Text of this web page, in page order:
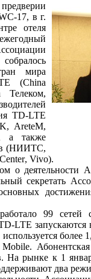
-17, в г.
отеля
мира
(China
TD-LTE
, AreteM,
а также
(НИИТС,
Center, Vivo).
о деятельности
секретать
99 сетей
LTE
Mobile.
На рынке к 1
два